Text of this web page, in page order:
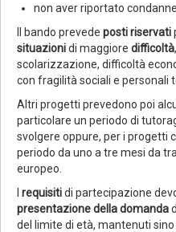
non aver riportato
Il bando prevede posti riservati
situazionidi maggiore difficoltà
scolarizzazione, difficoltà
con fragilità sociali e personali
Altri progetti prevedono poi
particolare un periodo di
svolgere oppure, per i progetti
periodo da uno a tre mesi da
europeo.
requisitidi partecipazione
presentazione della domanda
del limite di età, mantenuti